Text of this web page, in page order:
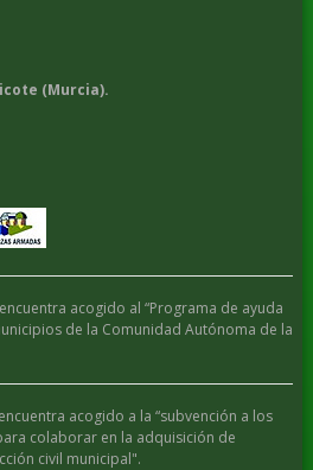
(Murcia).
acogido al “Programa de ayuda
de la Comunidad Autónoma de la
acogido a la “subvención a los
colaborar en la adquisición de
civil municipal".